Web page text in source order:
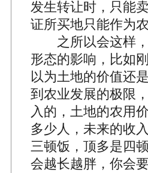
发生转让时，只能
证所买地只能作为农
之所以会这样，
形态的影响，比如
以为土地的价值还
到农业发展的极限
入的，土地的农用
多少人，未来的收
三顿饭，顶多是四
会越长越胖，你会